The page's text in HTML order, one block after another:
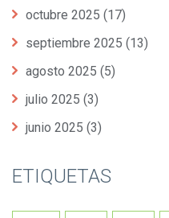
octubre 2025 (17)
septiembre 2025 (13)
agosto 2025 (5)
julio 2025 (3)
junio 2025 (3)
ETIQUETAS